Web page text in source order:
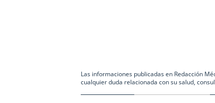
Las informaciones publicadas en Redacción
cualquier duda relacionada con su salud,